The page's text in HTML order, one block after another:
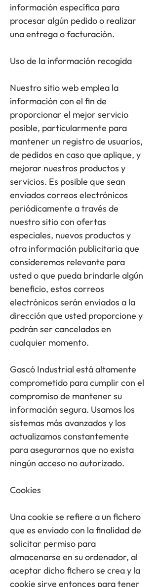
información específica para
procesar algún pedido o realizar
una entrega o facturación.
Uso de la información recogida
Nuestro sitio web emplea la
información con el fin de
proporcionar el mejor servicio
posible, particularmente para
mantener un registro de usuarios,
de pedidos en caso que aplique, y
mejorar nuestros productos y
servicios. Es posible que sean
enviados correos electrónicos
periódicamente a través de
nuestro sitio con ofertas
especiales, nuevos productos y
otra información publicitaria que
consideremos relevante para
usted o que pueda brindarle algún
beneficio, estos correos
electrónicos serán enviados a la
dirección que usted proporcione y
podrán ser cancelados en
cualquier momento.
Gascó Industrial está altamente
comprometido para cumplir con el
compromiso de mantener su
información segura. Usamos los
sistemas más avanzados y los
actualizamos constantemente
para asegurarnos que no exista
ningún acceso no autorizado.
Cookies
Una cookie se refiere a un fichero
que es enviado con la finalidad de
solicitar permiso para
almacenarse en su ordenador, al
aceptar dicho fichero se crea y la
cookie sirve entonces para tener